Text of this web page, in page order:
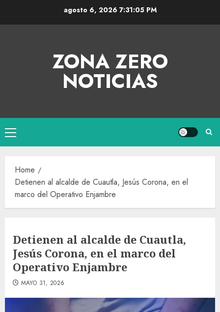
agosto 6, 2026 7:31:05 PM
ZONA ZERO
NOTICIAS
Home
Detienen al alcalde de Cuautla, Jesús Corona, en el
marco del Operativo Enjambre
Detienen al alcalde de Cuautla,
Jesús Corona, en el marco del
Operativo Enjambre
MAYO 31, 2026